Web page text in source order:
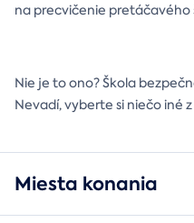
na precvičenie pretáčavého
Nie je to ono? Škola
Nevadí, vyberte si niečo iné
Miesta konania